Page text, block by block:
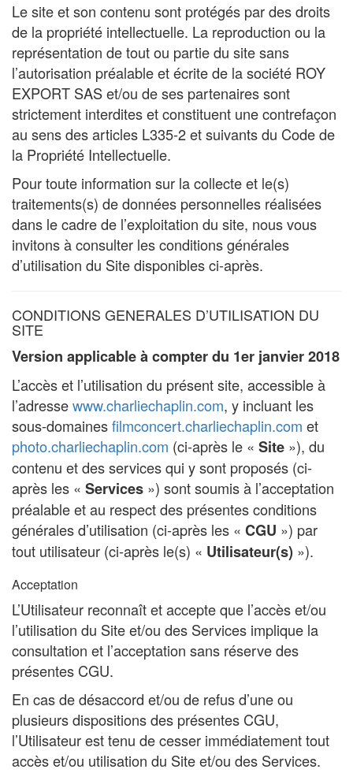
Le site et son contenu sont protégés par des droits
de la propriété intellectuelle. La reproduction ou la
représentation de tout ou partie du site sans
l’autorisation préalable et écrite de la société ROY
EXPORT SAS et/ou de ses partenaires sont
strictement interdites et constituent une contrefaçon
au sens des articles L335-2 et suivants du Code de
la Propriété Intellectuelle.
Pour toute information sur la collecte et le(s)
traitements(s) de données personnelles réalisées
dans le cadre de l’exploitation du site, nous vous
invitons à consulter les conditions générales
d’utilisation du Site disponibles ci-après.
CONDITIONS GENERALES D’UTILISATION DU
SITE
Version applicable à compter du 1er janvier 2018
L’accès et l’utilisation du présent site, accessible à
l’adressewww.charliechaplin.com, y incluant les
sous-domainesfilmconcert.charliechaplin.com et
photo.charliechaplin.com (ci-après le « Site »), du
contenu et des services qui y sont proposés (ci-
après les « Services ») sont soumis à l’acceptation
préalable et au respect des présentes conditions
générales d’utilisation (ci-après les « CGU ») par
tout utilisateur (ci-après le(s) « Utilisateur(s) »).
Acceptation
L’Utilisateur reconnaît et accepte que l’accès et/ou
l’utilisation du Site et/ou des Services implique la
consultation et l’acceptation sans réserve des
présentes CGU.
En cas de désaccord et/ou de refus d’une ou
plusieurs dispositions des présentes CGU,
l’Utilisateur est tenu de cesser immédiatement tout
accès et/ou utilisation du Site et/ou des Services.